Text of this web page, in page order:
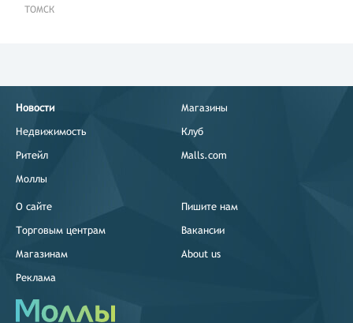
ТОМСК
Новости
Недвижимость
Ритейл
Моллы
Магазины
Клуб
Malls.com
О сайте
Торговым центрам
Магазинам
Реклама
Пишите нам
Вакансии
About us